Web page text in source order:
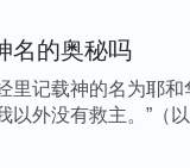
结束了律法时代，
工作以及神慈
，将人从撒但手
名的奥秘吗
里记载神的名为耶
以外没有救主。”（